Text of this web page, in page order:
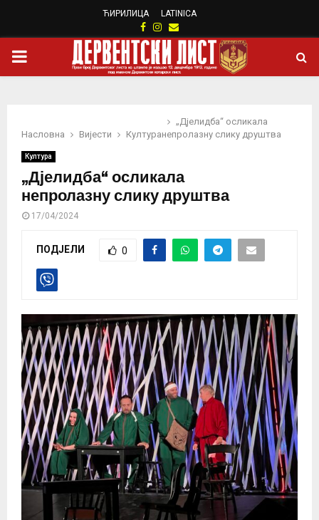
ЋИРИЛИЦА LATINICA
Facebook
Instagram
Email
PRIMARY
Насловна Вијести Култура
„Дјелидба“ осликала
непролазну слику друштва
Култура
„Дјелидба“ осликала
непролазну слику друштва
17/04/2024
ПОДЈЕЛИ 0